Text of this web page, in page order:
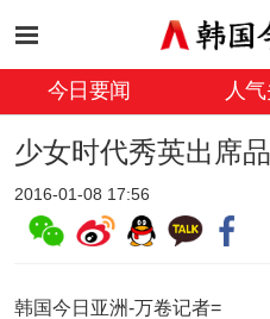
今日要闻 人
少女时代秀英出席
2016-01-08 17:56
韩国今日亚洲-万卷记者=